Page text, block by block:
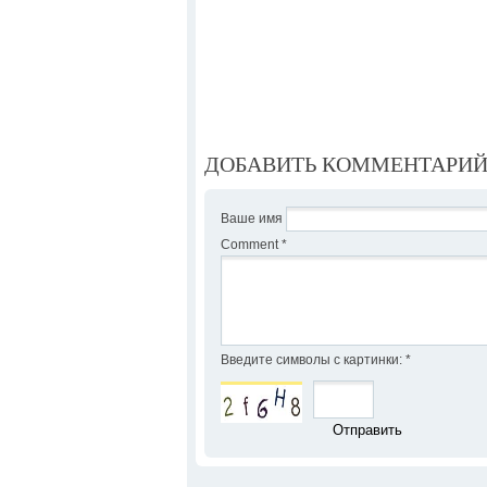
ДОБАВИТЬ КОММЕНТАРИЙ
Ваше имя
Comment *
Введите символы с картинки: *